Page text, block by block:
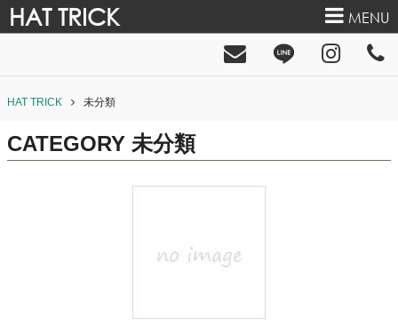
HAT TRICK MENU
HAT TRICK 未分類
CATEGORY 未分類